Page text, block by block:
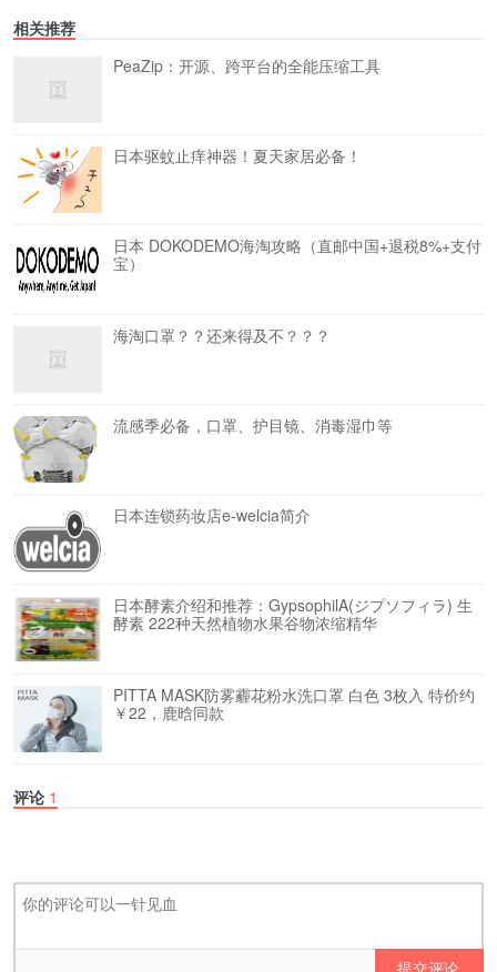
相关推荐
PeaZip：开源、跨平台的全能压缩工具
日本驱蚊止痒神器！夏天家居必备！
日本 DOKODEMO海淘攻略（直邮中国+退税8%+支付
宝）
海淘口罩？？还来得及不？？？
流感季必备，口罩、护目镜、消毒湿巾等
日本连锁药妆店e-welcia简介
日本酵素介绍和推荐：GypsophilA(ジプソフィラ) 生
酵素 222种天然植物水果谷物浓缩精华
PITTA MASK防雾霾花粉水洗口罩 白色 3枚入 特价约
￥22，鹿晗同款
评论 1
提交评论